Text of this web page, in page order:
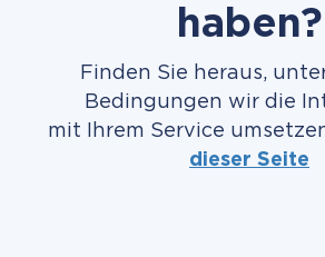
haben?
Finden Sie heraus,
Bedingungen wir die
mit Ihrem Service
dieser Seite